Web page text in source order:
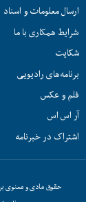
ارسال معلومات و اسناد
شرایط همکاری با ما
شکایت
برنامه‌های رادیویی
فلم و عکس
آر اس اس
اشتراک در خبرنامه
حقوق مادی و معنوی